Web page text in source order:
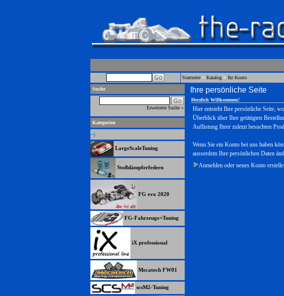
Startseite » Katalog » Ihr Konto
Suche
Erweiterte Suche »
Kategorien
LargeScaleTuning
Stoßdämpferfedern
FG evo 2020
FG-Fahrzeuge+Tuning
iX professional
Mecatech FW01
scsM2-Tuning
Ihre persönliche Seite
Herzlich Willkommen!
Hier entsteht Ihre persönliche Seite,
Überblick über Ihre getätigten
Auflistung Ihrer zuletzt besuchten
Wenn Sie ein Konto bei uns haben
ausserdem Ihre persönlichen Daten
Anmelden oder neues Konto